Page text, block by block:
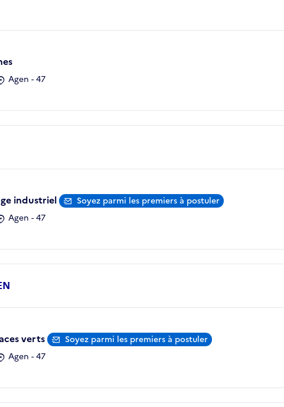
Agen - 47
industriel
Soyez parmi les premiers à postuler
Agen - 47
verts
Soyez parmi les premiers à postuler
Agen - 47